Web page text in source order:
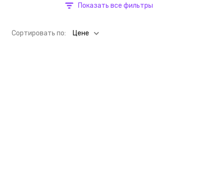
Показать все фильтры
Cортировать по: Цене